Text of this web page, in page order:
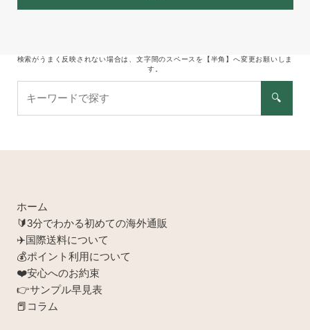
ル
レ
検索がうまく反映されない場合は、文字間のスペースを【半角】へ変更お願いしま
す。
す
🔍
ホーム
🔰3分でわかる初めての海外通販
✈️国際送料について
💰ポイント利用について
❤️安心へのお約束
👉サンプル早見表
📕コラム